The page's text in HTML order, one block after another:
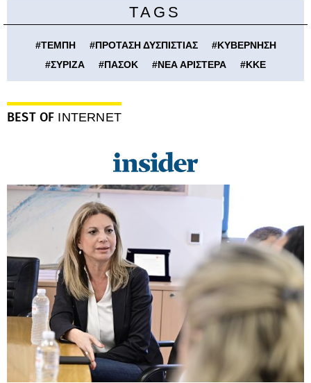
TAGS
#ΤΕΜΠΗ #ΠΡΟΤΑΣΗ ΔΥΣΠΙΣΤΙΑΣ #ΚΥΒΕΡΝΗΣΗ
#ΣΥΡΙΖΑ #ΠΑΣΟΚ #ΝΕΑ ΑΡΙΣΤΕΡΑ #ΚΚΕ
BEST OF INTERNET